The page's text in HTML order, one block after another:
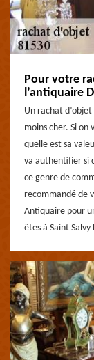
Pour votre
l’antiquaire
Un rachat
moins cher. Si on
quelle est sa
va authentifier si
ce genre de
recommandé de
Antiquaire pour
êtes à Saint Salvy